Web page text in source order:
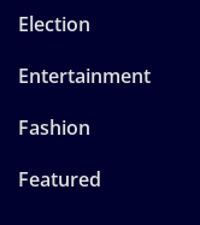
Election
Entertainment
Fashion
Featured